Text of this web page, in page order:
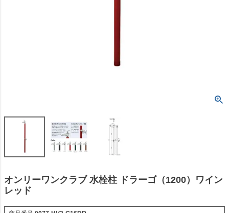
オンリーワンクラブ 水栓柱 ドラーゴ（1200）ワイン
レッド